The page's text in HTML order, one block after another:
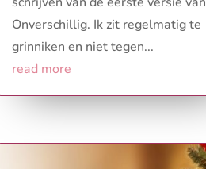
Onverschillig. Ik zit regelmatig te
grinniken en niet tegen...
read more